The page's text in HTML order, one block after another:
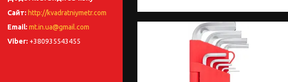
http://kvadratniymetr.com
mt.in.ua@gmail.com
+380935543455